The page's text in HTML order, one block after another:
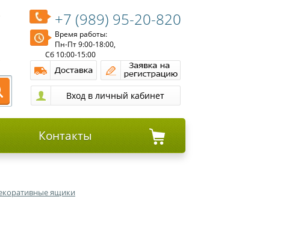
+7 (989) 95-20-820
Время работы:
Пн-Пт 9:00-18:00,
Сб 10:00-15:00
Контакты
ящики